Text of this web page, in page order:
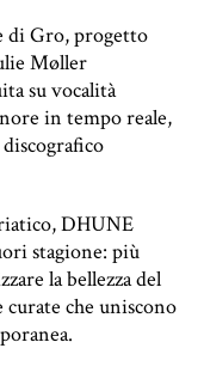
di Gro, progetto
Møller
su vocalità
in tempo reale,
DHUNE
stagione: più
la bellezza del
curate che uniscono